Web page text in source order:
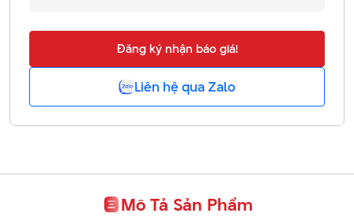
Đăng ký nhận báo giá!
Liên hệ qua Zalo
Mô Tả Sản Phẩm